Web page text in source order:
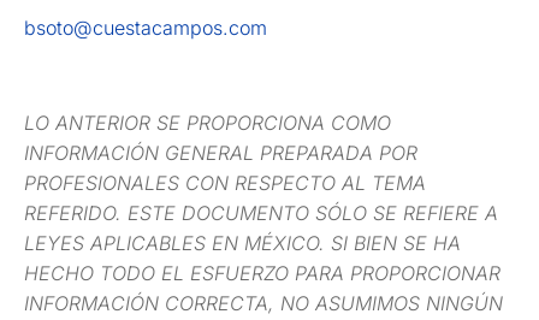
bsoto@cuestacampos.com
LO ANTERIOR SE PROPORCIONA COMO
INFORMACIÓN GENERAL PREPARADA POR
PROFESIONALES CON RESPECTO AL TEMA
REFERIDO. ESTE DOCUMENTO SÓLO SE REFIERE A
LEYES APLICABLES EN MÉXICO. SI BIEN SE HA
HECHO TODO EL ESFUERZO PARA PROPORCIONAR
INFORMACIÓN CORRECTA, NO ASUMIMOS NINGÚN